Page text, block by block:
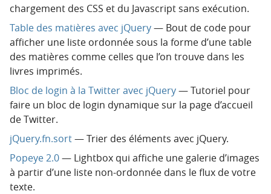
chargement des CSS et du Javascript sans exécution.
Table des matières avec jQuery— Bout de code pour
afficher une liste ordonnée sous la forme d’une table
des matières comme celles que l’on trouve dans les
livres imprimés.
Bloc de login à la Twitter avec jQuery— Tutoriel pour
faire un bloc de login dynamique sur la page d’accueil
de Twitter.
jQuery.fn.sort— Trier des éléments avec jQuery.
Popeye 2.0— Lightbox qui affiche une galerie d’images
à partir d’une liste non-ordonnée dans le flux de votre
texte.